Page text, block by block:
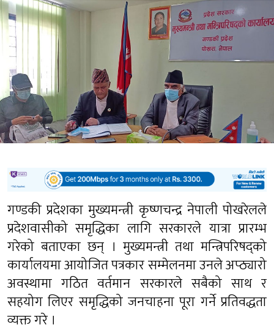
गण्डकी प्रदेशका मुख्यमन्त्री कृष्णचन्द्र नेपाली पोखरेलले
प्रदेशवासीको समृद्धिका लागि सरकारले यात्रा प्रारम्भ
गरेको बताएका छन् । मुख्यमन्त्री तथा मन्त्रिपरिषद्को
कार्यालयमा आयोजित पत्रकार सम्मेलनमा उनले अप्ठ्यारो
अवस्थामा गठित वर्तमान सरकारले सबैको साथ र
सहयोग लिएर समृद्धिको जनचाहना पूरा गर्ने प्रतिवद्धता
व्यक्त गरे ।